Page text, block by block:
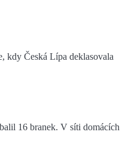
kdy Česká Lípa deklasovala
16 branek. V síti domácích